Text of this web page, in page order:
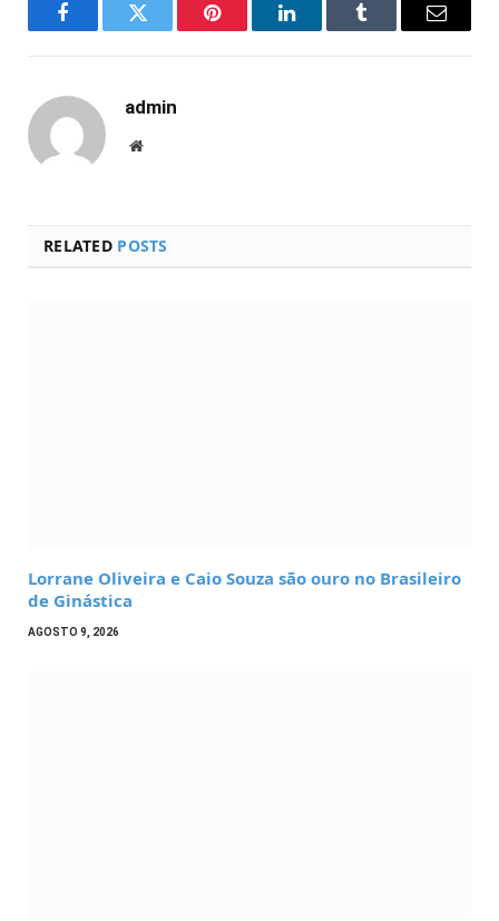
FacebookTwitter Pinterest LinkedInTumblr Email
admin
Website
RELATED POSTS
Lorrane Oliveira e Caio Souza são ouro no Brasileiro
de Ginástica
AGOSTO 9, 2026